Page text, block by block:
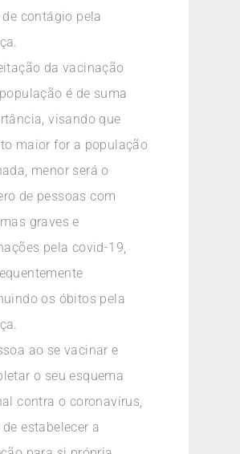
contágio pela
da vacinação
é de suma
visando que
maior for a população
menor será o
de pessoas com
graves e
pela covid-19,
os óbitos pela
ao se vacinar e
o seu esquema
contra o coronavírus,
estabelecer a